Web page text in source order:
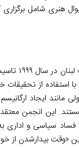
هنری شامل
انجمن شفافیت
از تحقیقات
ایجاد ارگانیسم
هستند. این انجمن
سیاسی و اداری
«وقت بیدارشدن از